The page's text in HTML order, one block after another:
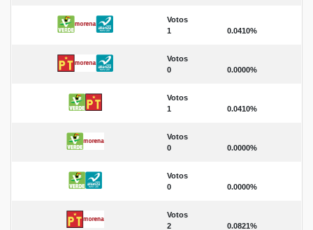
Votos
1
0.0410%
Votos
0
0.0000%
Votos
1
0.0410%
Votos
0
0.0000%
Votos
0
0.0000%
Votos
2
0.0821%